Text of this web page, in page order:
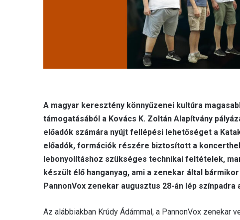
A magyar keresztény könnyűzenei kultúra
támogatásából a Kovács K. Zoltán Alapítvány
előadók számára nyújt fellépési lehetőséget a
előadók, formációk részére biztosított a
lebonyolításhoz szükséges technikai feltételek,
készült élő hanganyag, ami a zenekar által
PannonVox zenekar augusztus 28-án lép színpadra
Az alábbiakban Krúdy Ádámmal, a PannonVox